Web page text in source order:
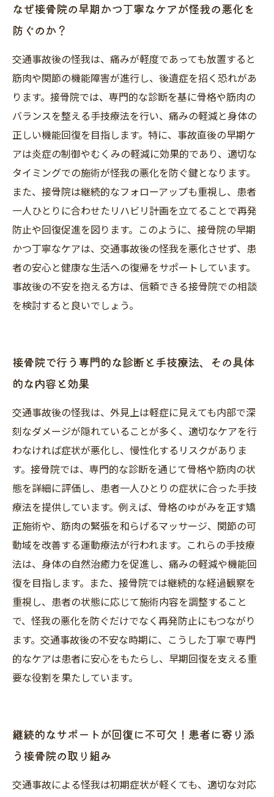
なぜ接骨院の早期かつ丁寧なケアが怪我の悪化を
防ぐのか？
交通事故後の怪我は、痛みが軽度であっても放置すると
筋肉や関節の機能障害が進行し、後遺症を招く恐れがあ
ります。接骨院では、専門的な診断を基に骨格や筋肉の
バランスを整える手技療法を行い、痛みの軽減と身体の
正しい機能回復を目指します。特に、事故直後の早期ケ
アは炎症の制御やむくみの軽減に効果的であり、適切な
タイミングでの施術が怪我の悪化を防ぐ鍵となります。
また、接骨院は継続的なフォローアップも重視し、患者
一人ひとりに合わせたリハビリ計画を立てることで再発
防止や回復促進を図ります。このように、接骨院の早期
かつ丁寧なケアは、交通事故後の怪我を悪化させず、患
者の安心と健康な生活への復帰をサポートしています。
事故後の不安を抱える方は、信頼できる接骨院での相談
を検討すると良いでしょう。
接骨院で行う専門的な診断と手技療法、その具体
的な内容と効果
交通事故後の怪我は、外見上は軽症に見えても内部で深
刻なダメージが隠れていることが多く、適切なケアを行
わなければ症状が悪化し、慢性化するリスクがありま
す。接骨院では、専門的な診断を通じて骨格や筋肉の状
態を詳細に評価し、患者一人ひとりの症状に合った手技
療法を提供しています。例えば、骨格のゆがみを正す矯
正施術や、筋肉の緊張を和らげるマッサージ、関節の可
動域を改善する運動療法が行われます。これらの手技療
法は、身体の自然治癒力を促進し、痛みの軽減や機能回
復を目指します。また、接骨院では継続的な経過観察を
重視し、患者の状態に応じて施術内容を調整すること
で、怪我の悪化を防ぐだけでなく再発防止にもつながり
ます。交通事故後の不安な時期に、こうした丁寧で専門
的なケアは患者に安心をもたらし、早期回復を支える重
要な役割を果たしています。
継続的なサポートが回復に不可欠！患者に寄り添
う接骨院の取り組み
交通事故による怪我は初期症状が軽くても、適切な対応